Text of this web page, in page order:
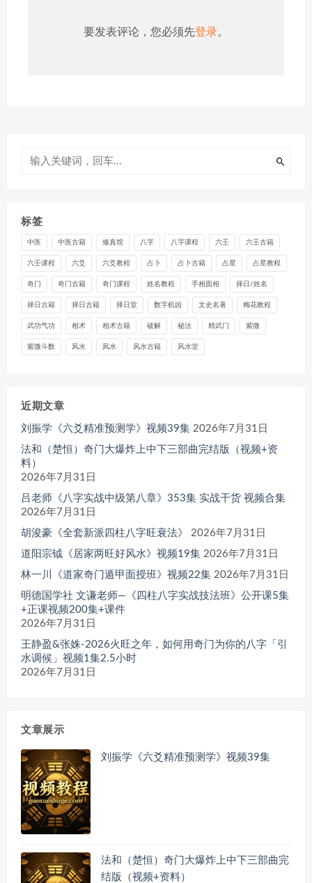
要发表评论，您必须先登录。
标签
中医 中医古籍 修真馆 八字 八字课程 六壬 六壬古籍
六壬课程 六爻 六爻教程 占卜 占卜古籍 占星 占星教程
奇门 奇门古籍 奇门课程 姓名教程 手相面相 择日/姓名
择日古籍 择日古籍 择日堂 数字机凶 文史名著 梅花教程
武功气功 相术 相术古籍 破解 秘法 精武门 紫微
紫微斗数 风水 风水 风水古籍 风水堂
近期文章
刘振学《六爻精准预测学》视频39集 2026年7月31日
法和（楚恒）奇门大爆炸上中下三部曲完结版（视频+资
料）
2026年7月31日
吕老师《八字实战中级第八章》353集 实战干货 视频合集
2026年7月31日
胡浚豪《全套新派四柱八字旺衰法》
2026年7月31日
道阳宗钺《居家两旺好风水》视频19集 2026年7月31日
林一川《道家奇门遁甲面授班》视频22集 2026年7月31日
明德国学社 文谦老师—《四柱八字实战技法班》公开课5集
+正课视频200集+课件
2026年7月31日
王静盈&张姝-2026火旺之年，如何用奇门为你的八字「引
水调候」视频1集2.5小时
2026年7月31日
文章展示
刘振学《六爻精准预测学》视频39集
法和（楚恒）奇门大爆炸上中下三部曲完
结版（视频+资料）